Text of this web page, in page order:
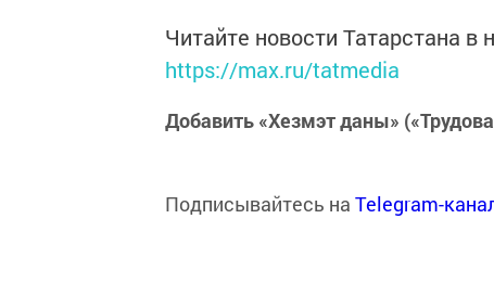
Читайте новости Татарстана
https://max.ru/tatmedia
Добавить «Хезмэт даны»
Подписывайтесь на Telegram-